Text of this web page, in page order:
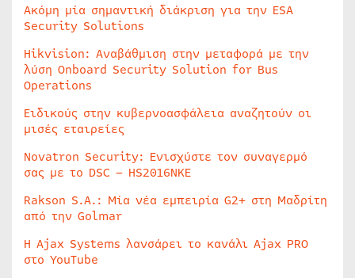
Ακόμη μία σημαντική διάκριση για την ESA
Security Solutions
Hikvision: Αναβάθμιση στην μεταφορά με την
λύση Onboard Security Solution for Bus
Operations
Ειδικούς στην κυβερνοασφάλεια αναζητούν οι
μισές εταιρείες
Novatron Security: Ενισχύστε τον συναγερμό
σας με το DSC – HS2016NKE
Rakson S.A.: Μία νέα εμπειρία G2+ στη Μαδρίτη
από την Golmar
Η Ajax Systems λανσάρει το κανάλι Ajax PRO
στο YouTube